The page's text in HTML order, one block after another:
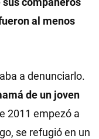
al menos
a denunciarlo.
de un joven
2011 empezó a
se refugió en un